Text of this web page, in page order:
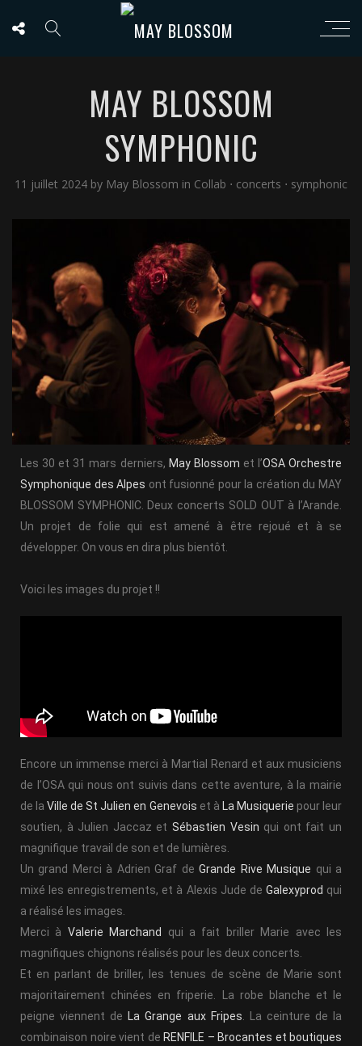
MAY BLOSSOM
SYMPHONIC
11 juillet 2024 by May Blossom in Collab ⋅ concerts ⋅ symphonic
Les 30 et 31 mars derniers, May Blossom et l’OSA Orchestre
Symphonique des Alpes ont fusionné pour la création du MAY
BLOSSOM SYMPHONIC. Deux concerts SOLD OUT à l’Arande.
Un projet de folie qui est amené à être rejoué et à se
développer. On vous en dira plus bientôt.
Voici les images du projet !!
Encore un immense merci à Martial Renard et aux musiciens
de l’OSA qui nous ont suivis dans cette aventure, à la mairie
de laVille de St Julien en Genevois et à La Musiquerie pour leur
soutien, à Julien Jaccaz et Sébastien Vesin qui ont fait un
magnifique travail de son et de lumières.
Un grand Merci à Adrien Graf deGrande Rive Musique qui a
mixé les enregistrements, et à Alexis Jude de Galexyprod qui
a réalisé les images.
Merci à Valerie Marchand
qui a fait briller Marie avec les
magnifiques chignons réalisés pour les deux concerts.
Et en parlant de briller, les tenues de scène de Marie sont
majoritairement chinées en friperie. La robe blanche et le
peigne viennent de La Grange aux Fripes . La ceinture de la
combinaison noire vient de RENFILE – Brocantes et boutiques